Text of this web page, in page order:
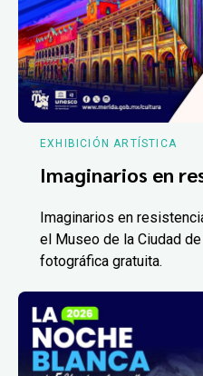
EXHIBICIÓN ARTÍSTICA
Imaginarios en
Imaginarios en
el Museo de la Ciudad
fotográfica gratuita.